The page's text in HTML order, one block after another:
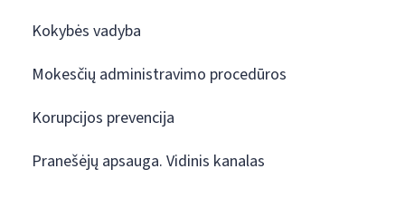
Kokybės vadyba
Mokesčių administravimo procedūros
Korupcijos prevencija
Pranešėjų apsauga. Vidinis kanalas